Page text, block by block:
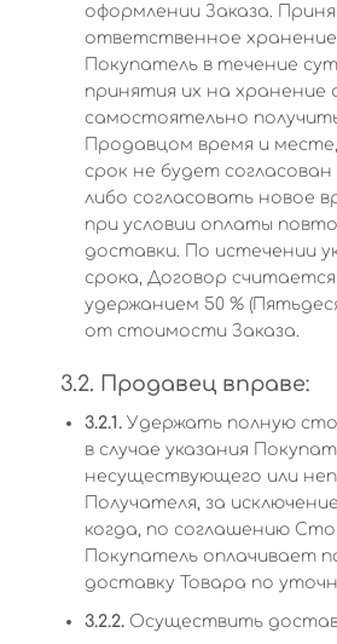
оформлении Заказа.
ответственное хранение
Покупатель в течение
принятия их на хранение
самостоятельно
Продавцом время и
срок не будет
либо согласовать новое
при условии оплаты
доставки. По истечении
срока, Договор
удержанием 50 %
от стоимости Заказа.
3.2. Продавец вправе:
3.2.1. Удержать полную
в случае указания
несуществующего или
Получателя, за
когда, по соглашению
Покупатель оплачивает
доставку Товара по
3.2.2. Осуществить